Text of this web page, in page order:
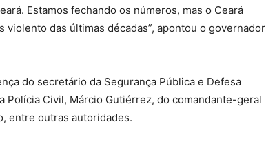
Estamos fechando os números, mas o Ceará
das últimas décadas”, apontou o governador
do secretário da Segurança Pública e Defesa
Polícia Civil, Márcio Gutiérrez, do comandante-geral
entre outras autoridades.